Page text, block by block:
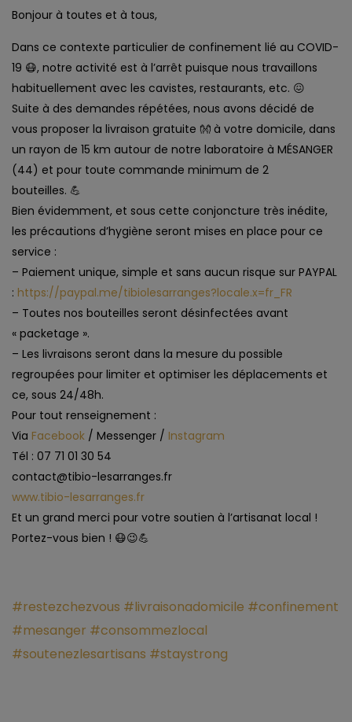
Bonjour à toutes et à tous,
Dans ce contexte particulier de confinement lié au COVID-
19 😷, notre activité est à l’arrêt puisque nous travaillons
habituellement avec les cavistes, restaurants, etc. 😖
Suite à des demandes répétées, nous avons décidé de
vous proposer la livraison gratuite 👐 à votre domicile, dans
un rayon de 15 km autour de notre laboratoire à MÉSANGER
(44) et pour toute commande minimum de 2
bouteilles. 💪
Bien évidemment, et sous cette conjoncture très inédite,
les précautions d’hygiène seront mises en place pour ce
service :
– Paiement unique, simple et sans aucun risque sur PAYPAL
: https://paypal.me/tibiolesarranges?locale.x=fr_FR
– Toutes nos bouteilles seront désinfectées avant
« packetage ».
– Les livraisons seront dans la mesure du possible
regroupées pour limiter et optimiser les déplacements et
ce, sous 24/48h.
Pour tout renseignement :
Via Facebook / Messenger / Instagram
Tél : 07 71 01 30 54
contact@tibio-lesarranges.fr
www.tibio-lesarranges.fr
Et un grand merci pour votre soutien à l’artisanat local !
Portez-vous bien ! 😷😉💪
#restezchezvous #livraisonadomicile #confinement
#mesanger #consommezlocal
#soutenezlesartisans #staystrong